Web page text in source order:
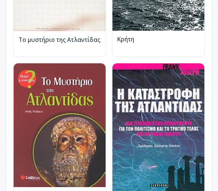
Το μυστήριο της Ατλαντίδας Κρήτη